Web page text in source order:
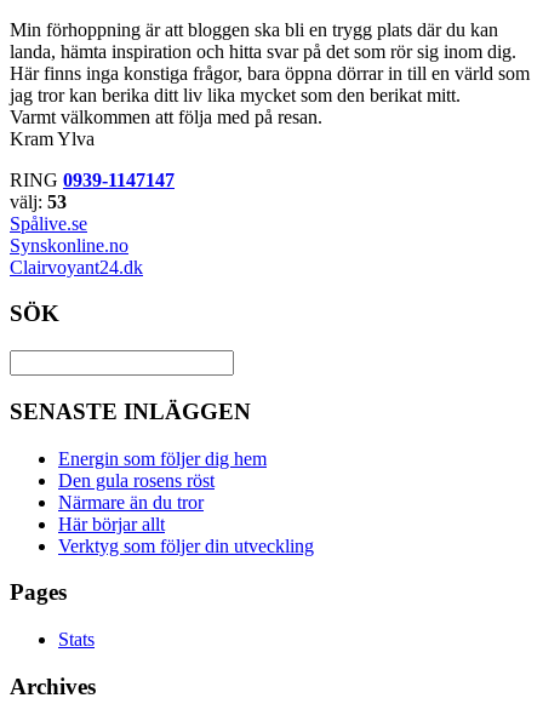
Min förhoppning är att bloggen ska bli en trygg plats där du kan
landa, hämta inspiration och hitta svar på det som rör sig inom dig.
Här finns inga konstiga frågor, bara öppna dörrar in till en värld som
jag tror kan berika ditt liv lika mycket som den berikat mitt.
Varmt välkommen att följa med på resan.
Kram Ylva
RING 0939-1147147
välj: 53
Spålive.se
Synskonline.no
Clairvoyant24.dk
SÖK
SENASTE INLÄGGEN
Energin som följer dig hem
Den gula rosens röst
Närmare än du tror
Här börjar allt
Verktyg som följer din utveckling
Pages
Stats
Archives